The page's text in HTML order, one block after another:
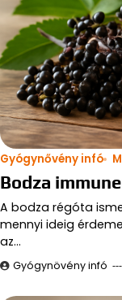
Gyógynővény infó
Bodza
A bodza régóta
mennyi ideig
az…
Gyógynövény infó